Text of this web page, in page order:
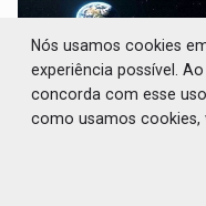
Nós usamos cookies
experiência possível.
concorda com esse
como usamos cookies,